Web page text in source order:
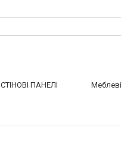
СТІНОВІ ПАНЕЛІ